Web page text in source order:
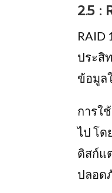
2.5 :
RAID
ประสิ
ข้อมูล
การใ
ไป โด
ดิสก์แ
ปลอด